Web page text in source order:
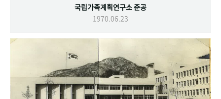
국립가족계획연구소 준공
1970.06.23